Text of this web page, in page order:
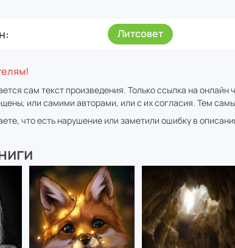
Литсовет
сам текст произведения. Только ссылка на онлайн
или самими авторами, или с их согласия. Тем
что есть нарушение или заметили ошибку в